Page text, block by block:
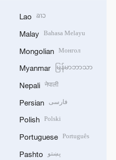
Lao ລາວ
Malay Bahasa Melayu
Mongolian Монгол
Myanmar မြန်မာဘာသာ
Nepali नेपाली
Persian فارسی
Polish Polski
Portuguese Português
Pashto پښتو